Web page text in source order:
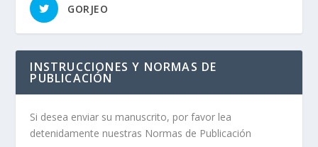
GORJEO
INSTRUCCIONES Y NORMAS DE
PUBLICACIÓN
Si desea enviar su manuscrito, por favor lea
detenidamente nuestras Normas de Publicación